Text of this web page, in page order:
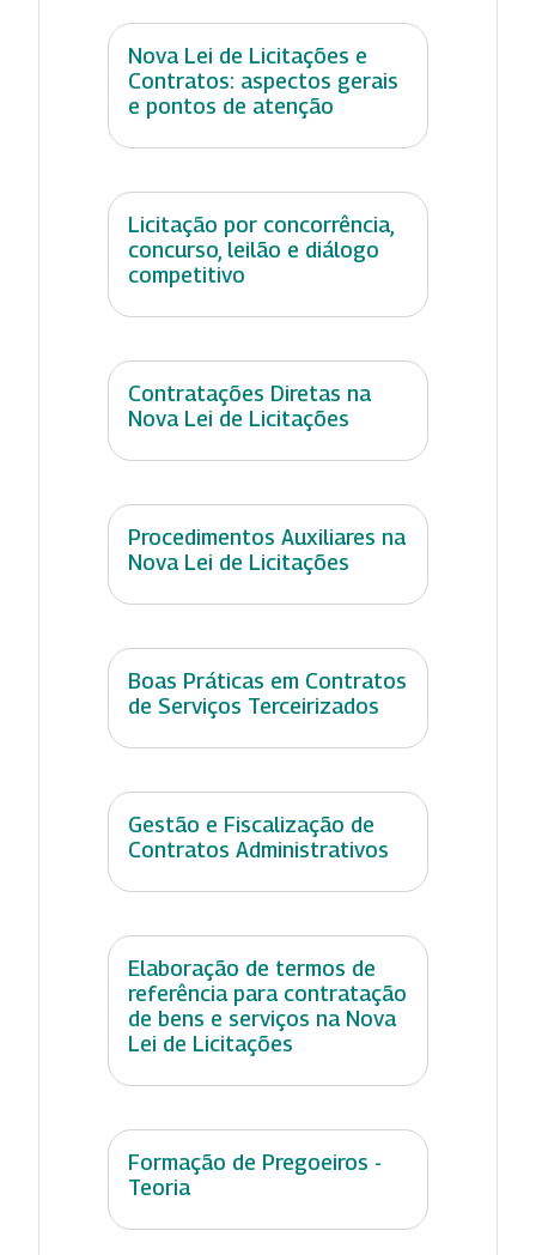
Nova Lei de Licitações e
Contratos: aspectos gerais
e pontos de atenção
Licitação por concorrência,
concurso, leilão e diálogo
competitivo
Contratações Diretas na
Nova Lei de Licitações
Procedimentos Auxiliares na
Nova Lei de Licitações
Boas Práticas em Contratos
de Serviços Terceirizados
Gestão e Fiscalização de
Contratos Administrativos
Elaboração de termos de
referência para contratação
de bens e serviços na Nova
Lei de Licitações
Formação de Pregoeiros -
Teoria